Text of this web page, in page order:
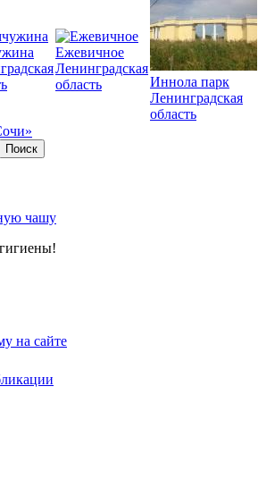
Ежевичное
Ленинградская
область
Иннола парк
Ленинградская
область
на сайте